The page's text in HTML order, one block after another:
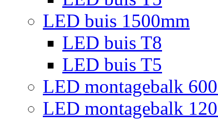
LED buis 1500mm
LED buis T8
LED buis T5
LED montagebalk
LED montagebalk